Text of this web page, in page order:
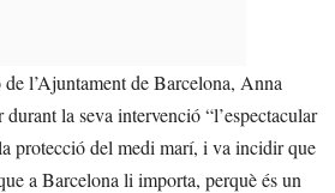
l’Ajuntament de Barcelona, Anna
la seva intervenció “l’espectacular
protecció del medi marí, i va incidir que
a Barcelona li importa, perquè és un